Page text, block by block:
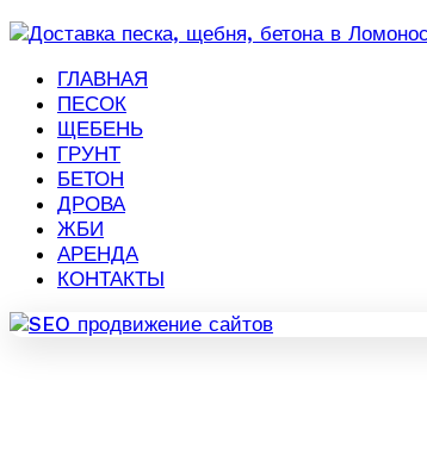
ГЛАВНАЯ
ПЕСОК
ЩЕБЕНЬ
ГРУНТ
БЕТОН
ДРОВА
ЖБИ
АРЕНДА
КОНТАКТЫ